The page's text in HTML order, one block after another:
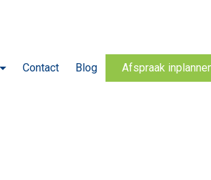
Contact Blog Afspraak